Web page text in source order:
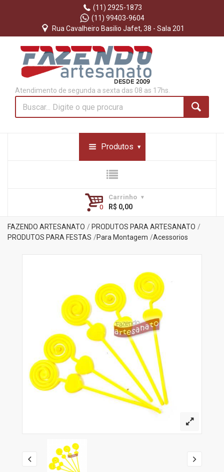
(11) 2925-1873
(11) 99403-9604
Rua Cavalheiro Basilio Jafet, 38 - Sala 201
Atendimento de segunda a sexta das 08 as 17hs.
Produtos
Carrinho
R$ 0,00
FAZENDO ARTESANATO
PRODUTOS PARA ARTESANATO
PRODUTOS PARA FESTAS
Para Montagem Acessorios